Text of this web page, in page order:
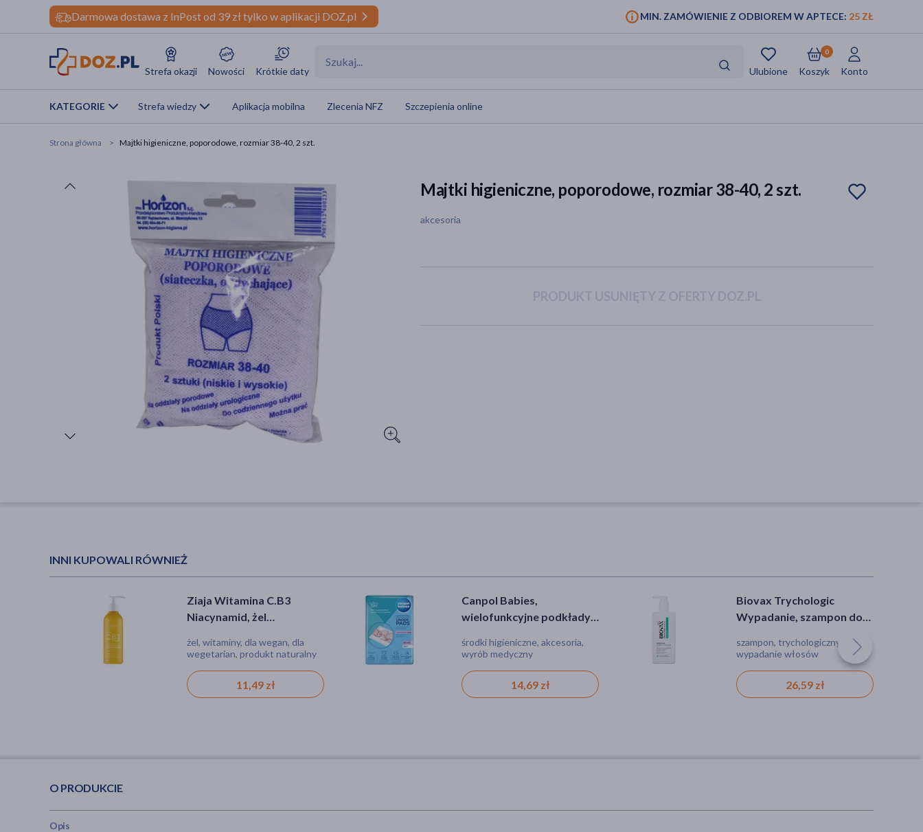
Darmowa dostawa z InPost od 39 zł tylko w aplikacji DOZ.pl MIN. ZAMÓWIENIE Z ODBIOREM W APTECE: 25 ZŁ
Strefa okazji Nowości Krótkie daty Ulubione Koszyk
0
Konto
KATEGORIE Strefa wiedzy Aplikacja mobilna Zlecenia NFZ Szczepienia online
Strona główna Majtki higieniczne, poporodowe, rozmiar 38-40, 2 szt.
Majtki higieniczne, poporodowe, rozmiar 38-40, 2 szt.
akcesoria
PRODUKT USUNIĘTY Z OFERTY DOZ.PL
INNI KUPOWALI RÓWNIEŻ
Ziaja Witamina C.B3
Niacynamid, żel
twarzy, 190 ml
żel, witaminy, dla wegan, dla
wegetarian, produkt naturalny
11,49 zł
Canpol Babies,
wielofunkcyjne podkłady
10 szt.
środki higieniczne, akcesoria,
wyrób medyczny
14,69 zł
Biovax Trychologic
Wypadanie, szampon do
ml
szampon, trychologiczny,
wypadanie włosów
26,59 zł
O PRODUKCIE
Opis